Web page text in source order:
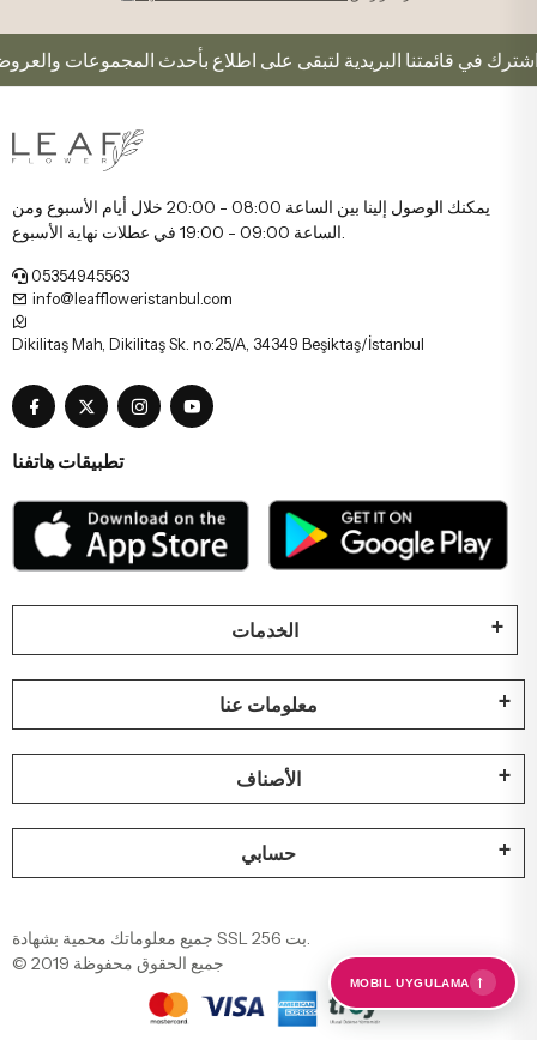
اشترك في قائمتنا البريدية لتبقى على اطلاع بأحدث المجموعات والعروض.
يمكنك الوصول إلينا بين الساعة 08:00 - 20:00 خلال أيام الأسبوع ومن
الساعة 09:00 - 19:00 في عطلات نهاية الأسبوع.
05354945563
info@leaffloweristanbul.com
Dikilitaş Mah, Dikilitaş Sk. no:25/A, 34349 Beşiktaş/İstanbul
تطبيقات هاتفنا
الخدمات
معلومات عنا
الأصناف
حسابي
جميع معلوماتك محمية بشهادة SSL 256 بت.
© 2019 جميع الحقوق محفوظة
MOBIL UYGULAMA ←